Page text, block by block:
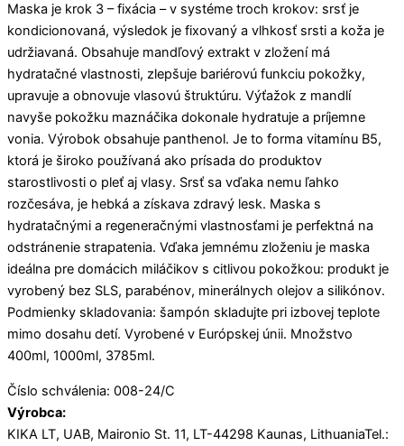
Maska je krok 3 – fixácia – v systéme troch krokov: srsť je
kondicionovaná, výsledok je fixovaný a vlhkosť srsti a koža je
udržiavaná. Obsahuje mandľový extrakt v zložení má
hydratačné vlastnosti, zlepšuje bariérovú funkciu pokožky,
upravuje a obnovuje vlasovú štruktúru. Výťažok z mandlí
navyše pokožku maznáčika dokonale hydratuje a príjemne
vonia. Výrobok obsahuje panthenol. Je to forma vitamínu B5,
ktorá je široko používaná ako prísada do produktov
starostlivosti o pleť aj vlasy. Srsť sa vďaka nemu ľahko
rozčesáva, je hebká a získava zdravý lesk. Maska s
hydratačnými a regeneračnými vlastnosťami je perfektná na
odstránenie strapatenia. Vďaka jemnému zloženiu je maska ​​
ideálna pre domácich miláčikov s citlivou pokožkou: produkt je
vyrobený bez SLS, parabénov, minerálnych olejov a silikónov.
Podmienky skladovania: šampón skladujte pri izbovej teplote
mimo dosahu detí. Vyrobené v Európskej únii. Množstvo
400ml, 1000ml, 3785ml.
Číslo schválenia: 008-24/C
Výrobca:
KIKA LT, UAB, Maironio St. 11, LT-44298 Kaunas, LithuaniaTel.: